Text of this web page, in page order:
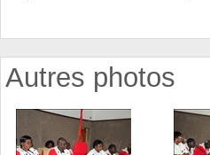
Autres photos